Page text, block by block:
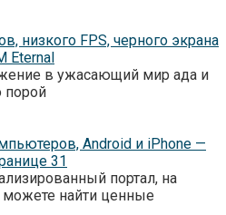
низкого FPS, черного экрана
Eternal
в ужасающий мир ада и
порой
Android и iPhone —
31
портал, на
можете найти ценные